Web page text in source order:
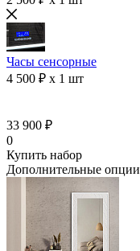
Часы сенсорные
4 500 ₽ x 1 шт
33 900 ₽
0
Купить набор
Дополнительные опции